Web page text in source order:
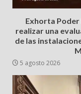
Exhorta Poder
realizar una
de las
5 agosto 2026